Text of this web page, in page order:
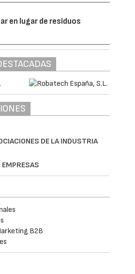
en lugar de residuos
DE LA INDUSTRIA
EMPRESAS
B2B